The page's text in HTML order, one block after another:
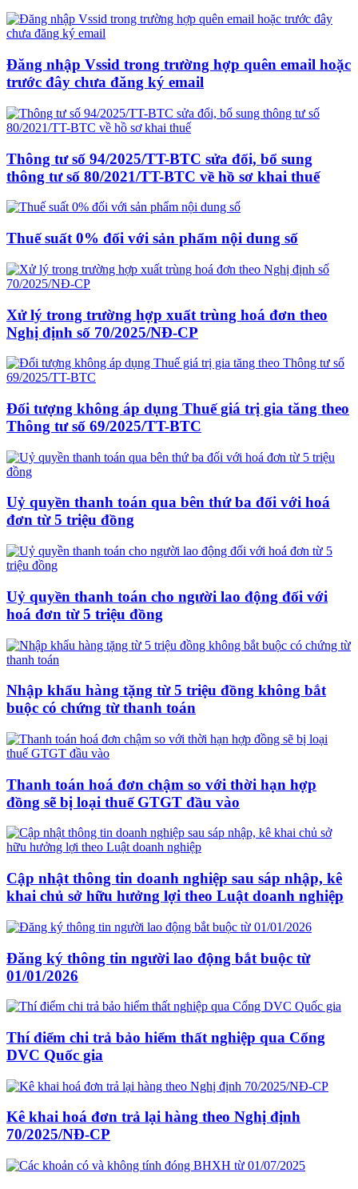
Đăng nhập Vssid trong trường hợp quên email hoặc
trước đây chưa đăng ký email
Thông tư số 94/2025/TT-BTC sửa đổi, bổ sung
thông tư số 80/2021/TT-BTC về hồ sơ khai thuế
Thuế suất 0% đối với sản phẩm nội dung số
Xử lý trong trường hợp xuất trùng hoá đơn theo
Nghị định số 70/2025/NĐ-CP
Đối tượng không áp dụng Thuế giá trị gia tăng theo
Thông tư số 69/2025/TT-BTC
Uỷ quyền thanh toán qua bên thứ ba đối với hoá
đơn từ 5 triệu đồng
Uỷ quyền thanh toán cho người lao động đối với
hoá đơn từ 5 triệu đồng
Nhập khẩu hàng tặng từ 5 triệu đồng không bắt
buộc có chứng từ thanh toán
Thanh toán hoá đơn chậm so với thời hạn hợp
đồng sẽ bị loại thuế GTGT đầu vào
Cập nhật thông tin doanh nghiệp sau sáp nhập, kê
khai chủ sở hữu hưởng lợi theo Luật doanh nghiệp
Đăng ký thông tin người lao động bắt buộc từ
01/01/2026
Thí điểm chi trả bảo hiểm thất nghiệp qua Cổng
DVC Quốc gia
Kê khai hoá đơn trả lại hàng theo Nghị định
70/2025/NĐ-CP